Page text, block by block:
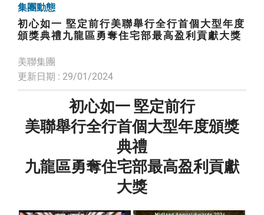
集團動態
初心如一 堅定前行美聯舉行全行首個大型年度
頒獎典禮九龍區勇奪住宅部最高盈利貢獻大獎
美聯集團
更新日期 : 29/01/2024
初心如一 堅定前行
美聯舉行全行首個大型年度頒獎
典禮
九龍區勇奪住宅部最高盈利貢獻
大獎